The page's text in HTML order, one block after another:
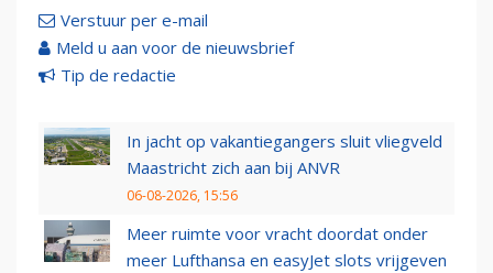
Verstuur per e-mail
Meld u aan voor de nieuwsbrief
Tip de redactie
In jacht op vakantiegangers sluit vliegveld
Maastricht zich aan bij ANVR
06-08-2026, 15:56
Meer ruimte voor vracht doordat onder
meer Lufthansa en easyJet slots vrijgeven